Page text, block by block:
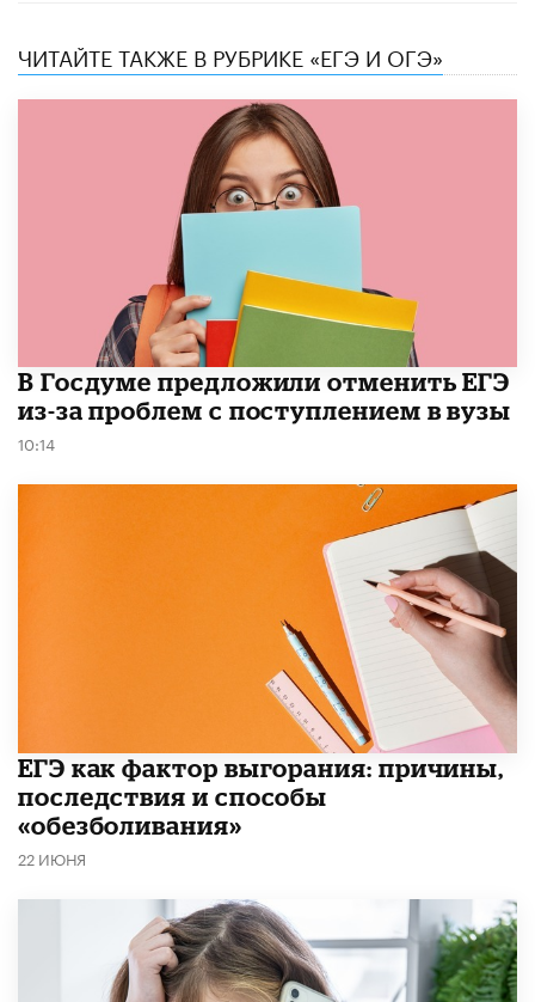
ЧИТАЙТЕ ТАКЖЕ В РУБРИКЕ «ЕГЭ И ОГЭ»
В Госдуме предложили отменить ЕГЭ
из-за проблем с поступлением в вузы
10:14
​ЕГЭ как фактор выгорания: причины,
последствия и способы
«обезболивания»
22 ИЮНЯ